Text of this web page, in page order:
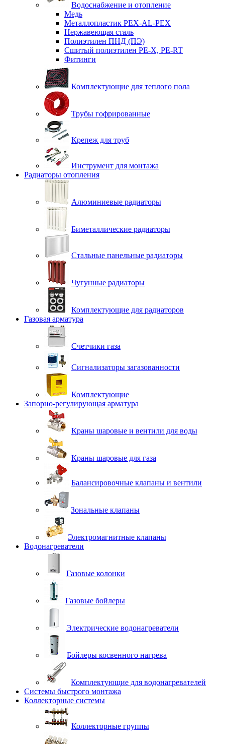
Водоснабжение и отопление
Медь
Металлопластик PEX-AL-PEX
Нержавеющая сталь
Полиэтилен ПНД (ПЭ)
Сшитый полиэтилен PE-X, PE-RT
Фитинги
Комплектующие для теплого пола
Трубы гофрированные
Крепеж для труб
Инструмент для монтажа
Радиаторы отопления
Алюминиевые радиаторы
Биметаллические радиаторы
Стальные панельные радиаторы
Чугунные радиаторы
Комплектующие для радиаторов
Газовая арматура
Счетчики газа
Сигнализаторы загазованности
Комплектующие
Запорно-регулирующая арматура
Краны шаровые и вентили для воды
Краны шаровые для газа
Балансировочные клапаны и вентили
Зональные клапаны
Электромагнитные клапаны
Водонагреватели
Газовые колонки
Газовые бойлеры
Электрические водонагреватели
Бойлеры косвенного нагрева
Комплектующие для водонагревателей
Системы быстрого монтажа
Коллекторные системы
Коллекторные группы